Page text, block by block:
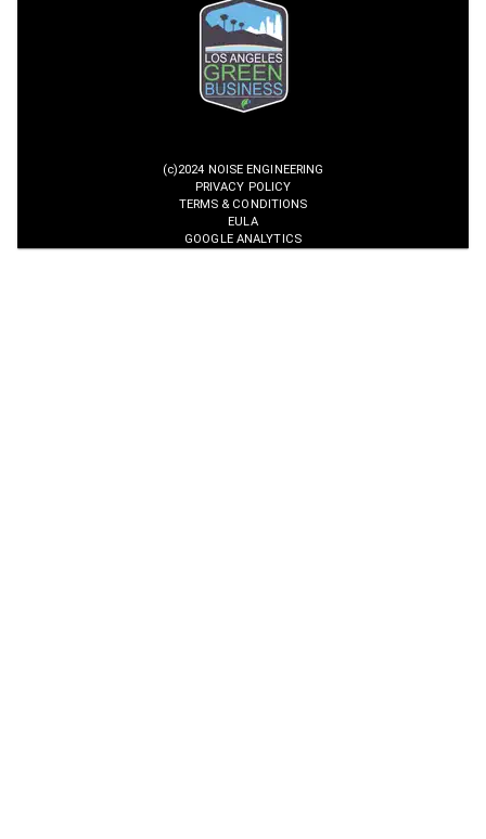
(c)2024 NOISE ENGINEERING
PRIVACY POLICY
TERMS & CONDITIONS
EULA
GOOGLE ANALYTICS